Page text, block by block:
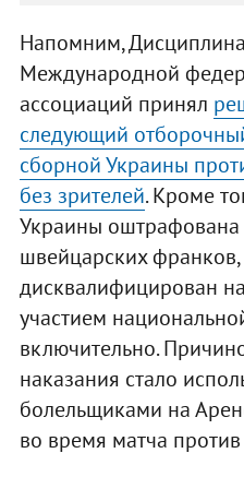
Напомним,
Международной
ассоциаций принял
следующий
сборной Украины
без зрителей. Кроме
Украины оштрафована
швейцарских
дисквалифицирован
участием
включительно.
наказания стало
болельщиками на
во время матча